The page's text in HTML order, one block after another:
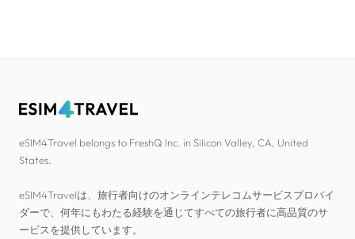
eSIM4Travel belongs to FreshQ Inc. in Silicon Valley, CA, United
States.
eSIM4Travelは、旅行者向けのオンラインテレコムサービスプロバイ
ダーで、何年にもわたる経験を通じてすべての旅行者に高品質のサ
ービスを提供しています。